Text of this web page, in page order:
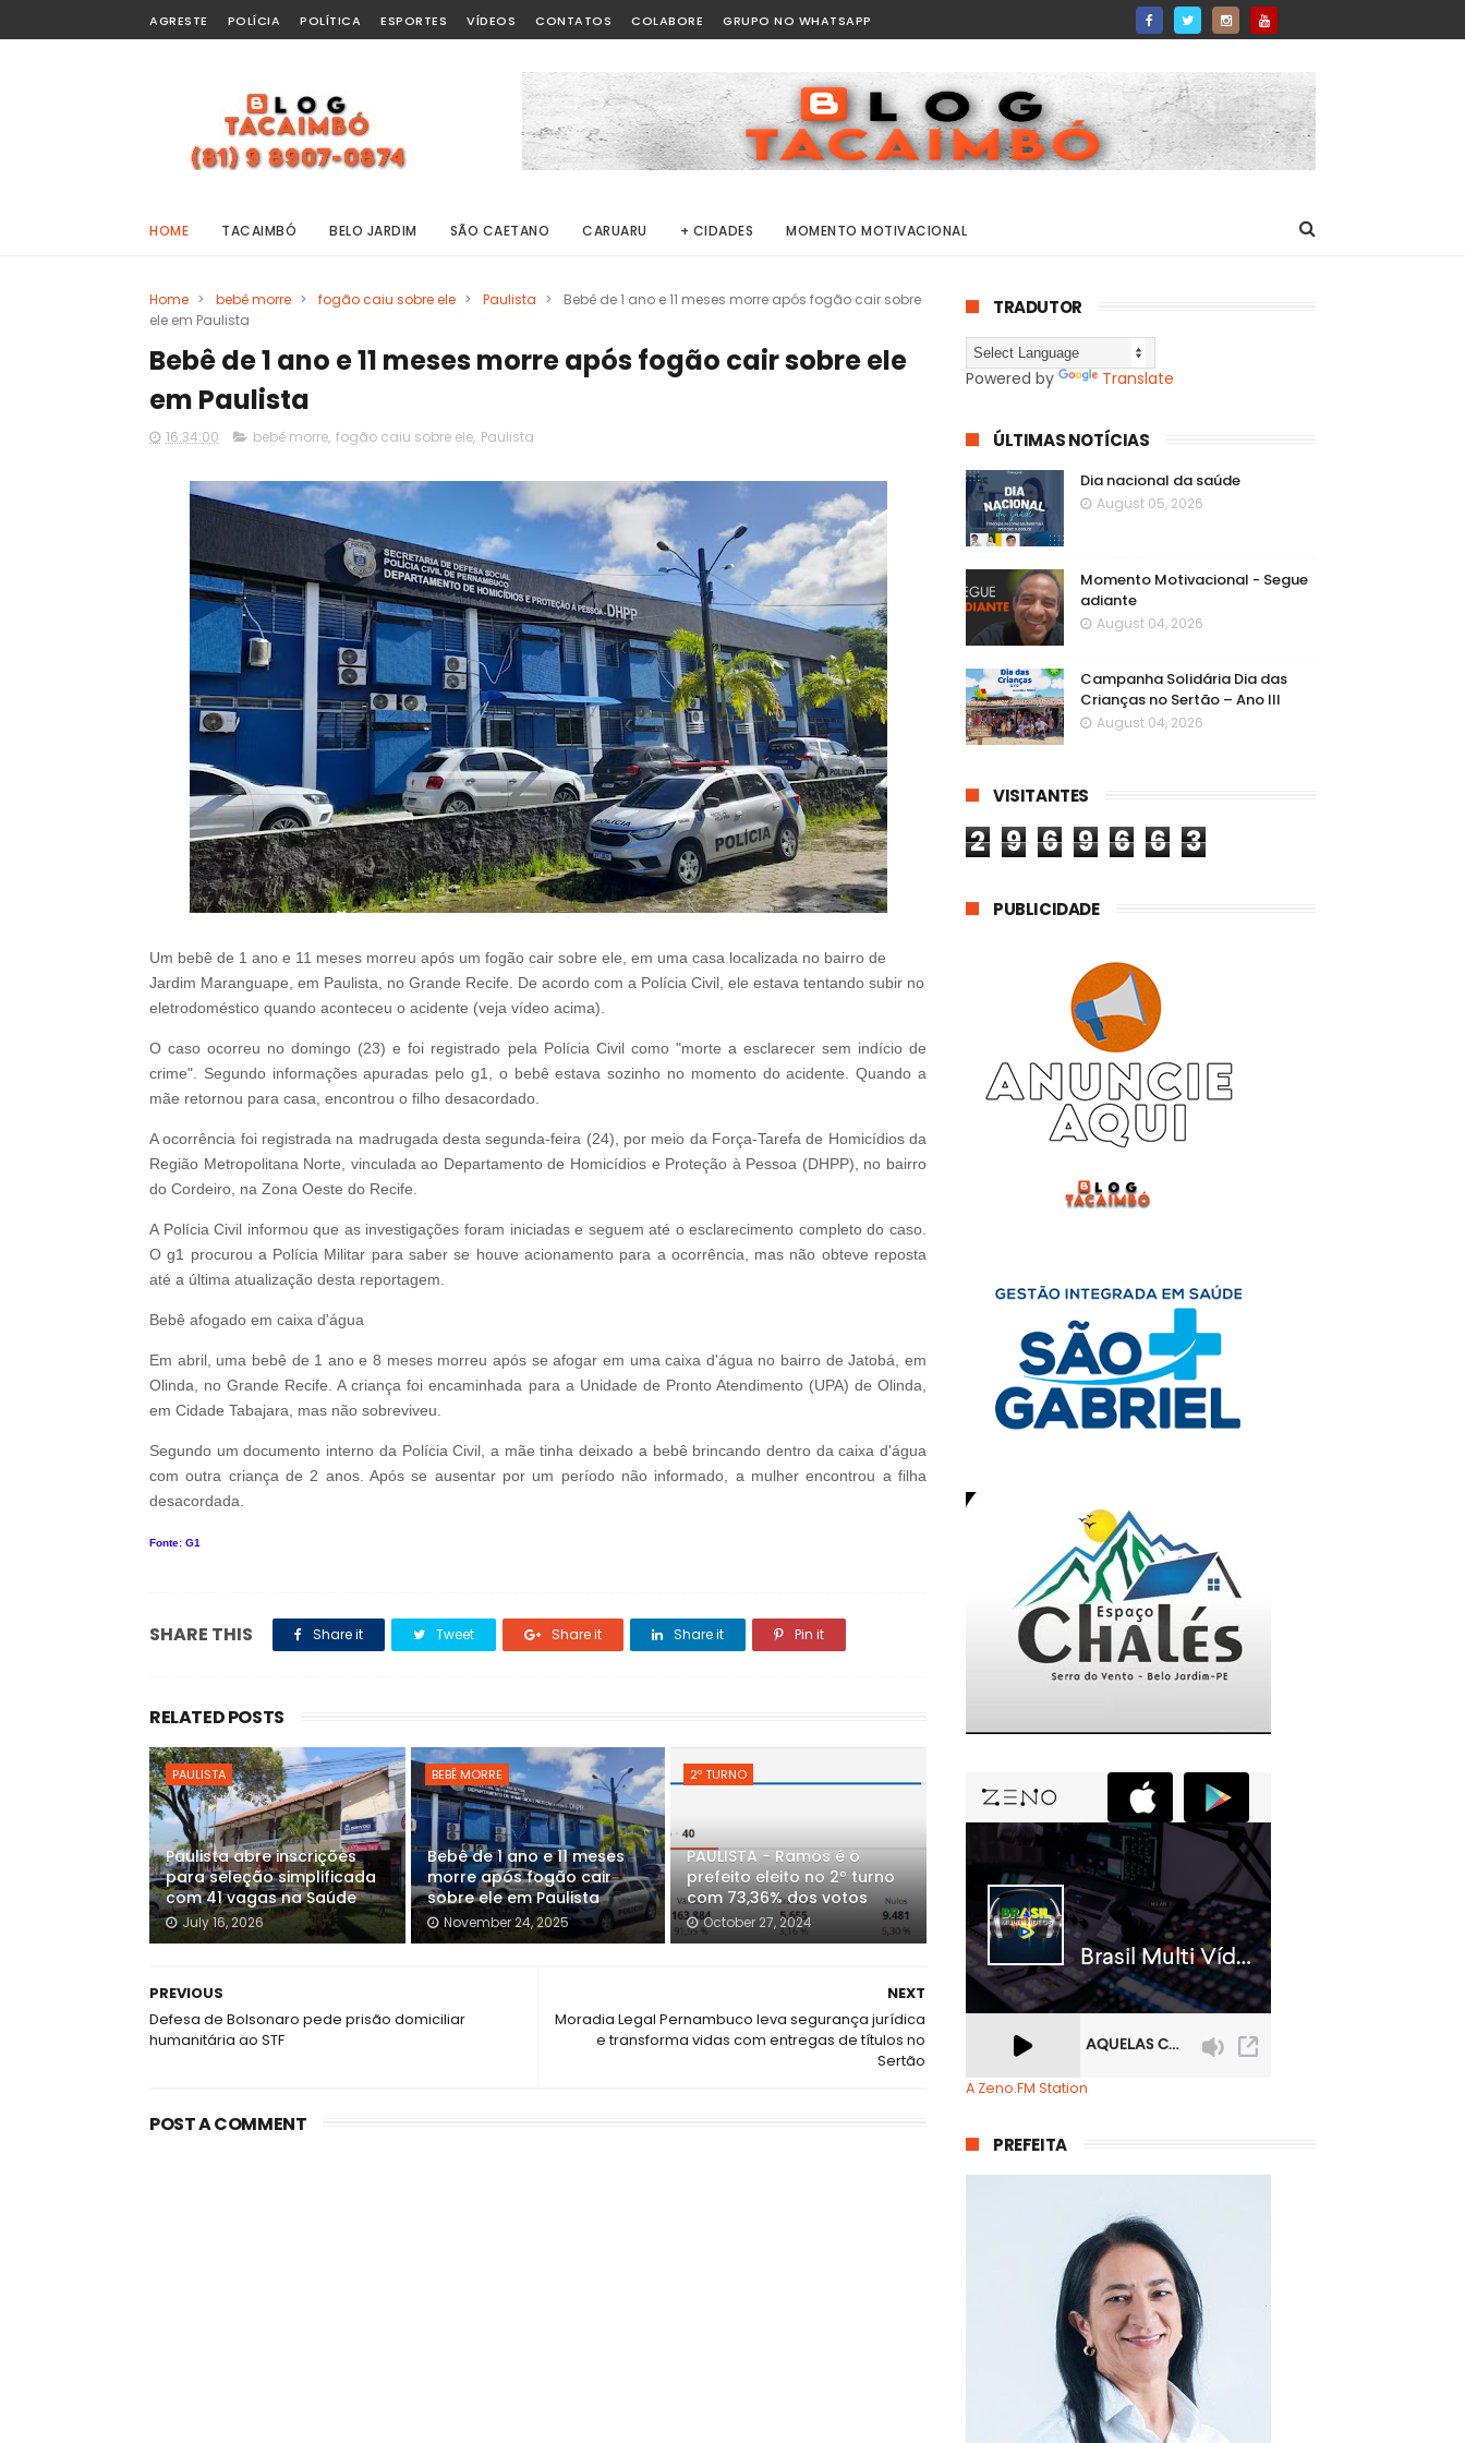
AGRESTE POLÍCIA POLÍTICA ESPORTES VÍDEOS CONTATOS COLABORE GRUPO NO WHATSAPP
HOME TACAIMBÓ BELO JARDIM SÃO CAETANO CARUARU + CIDADES MOMENTO MOTIVACIONAL
Home > bebê morre > fogão caiu sobre ele > Paulista >
Bebê de 1 ano e 11 meses morre após fogão cair sobre
ele em Paulista
Bebê de 1 ano e 11 meses morre após fogão cair sobre ele
em Paulista
16:34:00 bebê morre, fogão caiu sobre ele, Paulista
Um bebê de 1 ano e 11 meses morreu após um fogão cair sobre ele, em uma casa localizada no bairro de
Jardim Maranguape, em Paulista, no Grande Recife. De acordo com a Polícia Civil, ele estava tentando subir no
eletrodoméstico quando aconteceu o acidente (veja vídeo acima).
O caso ocorreu no domingo (23) e foi registrado pela Polícia Civil como "morte a esclarecer sem indício de
crime". Segundo informações apuradas pelo g1, o bebê estava sozinho no momento do acidente. Quando a
mãe retornou para casa, encontrou o filho desacordado.
A ocorrência foi registrada na madrugada desta segunda-feira (24), por meio da Força-Tarefa de Homicídios da
Região Metropolitana Norte, vinculada ao Departamento de Homicídios e Proteção à Pessoa (DHPP), no bairro
do Cordeiro, na Zona Oeste do Recife.
A Polícia Civil informou que as investigações foram iniciadas e seguem até o esclarecimento completo do caso.
O g1 procurou a Polícia Militar para saber se houve acionamento para a ocorrência, mas não obteve reposta
até a última atualização desta reportagem.
Bebê afogado em caixa d'água
Em abril, uma bebê de 1 ano e 8 meses morreu após se afogar em uma caixa d'água no bairro de Jatobá, em
Olinda, no Grande Recife. A criança foi encaminhada para a Unidade de Pronto Atendimento (UPA) de Olinda,
em Cidade Tabajara, mas não sobreviveu.
Segundo um documento interno da Polícia Civil, a mãe tinha deixado a bebê brincando dentro da caixa d'água
com outra criança de 2 anos. Após se ausentar por um período não informado, a mulher encontrou a filha
desacordada.
Fonte: G1
SHARE THIS Share it Tweet Share it Share it Pin it
RELATED POSTS
PAULISTA
Paulista abre inscrições
para seleção simplificada
com 41 vagas na Saúde
July 16, 2026
BEBÊ MORRE
Bebê de 1 ano e 11 meses
morre após fogão cair
sobre ele em Paulista
November 24, 2025
2º TURNO
PAULISTA - Ramos é o
prefeito eleito no 2º turno
com 73,36% dos votos
October 27, 2024
NEXT
Moradia Legal Pernambuco leva segurança jurídica
e transforma vidas com entregas de títulos no
Sertão
PREVIOUS
Defesa de Bolsonaro pede prisão domiciliar
humanitária ao STF
POST A COMMENT
TRADUTOR
Powered by Translate
ÚLTIMAS NOTÍCIAS
Dia nacional da saúde
August 05, 2026
Momento Motivacional - Segue
adiante
August 04, 2026
Campanha Solidária Dia das
Crianças no Sertão – Ano III
August 04, 2026
VISITANTES
2 9 6 9 6 6 3
PUBLICIDADE
A Zeno.FM Station
PREFEITA